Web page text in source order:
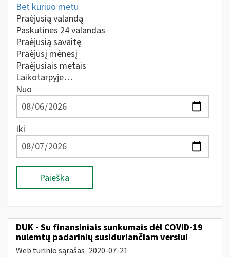
Bet kuriuo metu
Praėjusią valandą
Paskutines 24 valandas
Praėjusią savaitę
Praėjusį mėnesį
Praėjusiais metais
Laikotarpyje…
Nuo
Iki
Paieška
DUK - Su finansiniais sunkumais dėl COVID-19
nulemtų padarinių susiduriančiam verslui
Web turinio sąrašas 2020-07-21